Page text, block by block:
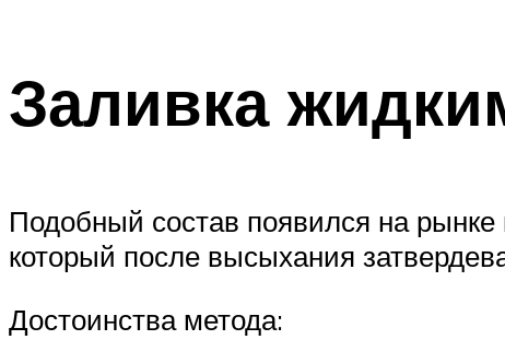
Заливка
Подобный состав появился на рынке
который после высыхания
Достоинства метода: